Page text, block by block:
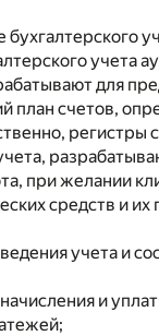
бухгалтерского
учета
для
план счетов,
регистры
при желании
средств и
учета и
и